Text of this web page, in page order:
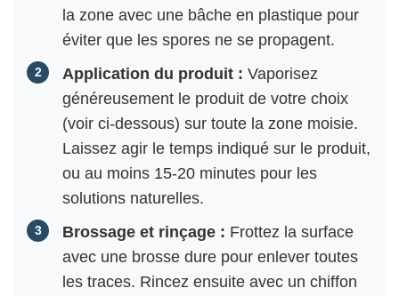
la zone avec une bâche en plastique pour
éviter que les spores ne se propagent.
Application du produit : Vaporisez
généreusement le produit de votre choix
(voir ci-dessous) sur toute la zone moisie.
Laissez agir le temps indiqué sur le produit,
ou au moins 15-20 minutes pour les
solutions naturelles.
Brossage et rinçage : Frottez la surface
avec une brosse dure pour enlever toutes
les traces. Rincez ensuite avec un chiffon